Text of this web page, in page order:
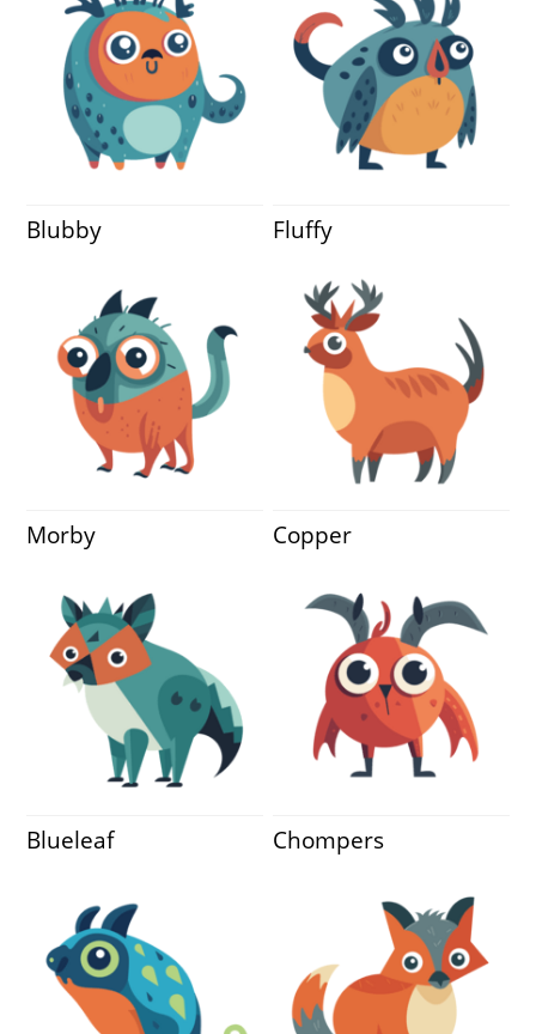
Blubby Fluffy
Morby Copper
Blueleaf Chompers